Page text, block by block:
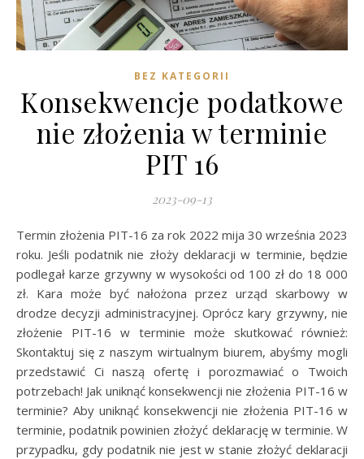
BEZ KATEGORII
Konsekwencje podatkowe
nie złożenia w terminie
PIT 16
2023-09-13
Termin złożenia PIT-16 za rok 2022 mija 30 września 2023
roku. Jeśli podatnik nie złoży deklaracji w terminie, będzie
podlegał karze grzywny w wysokości od 100 zł do 18 000
zł. Kara może być nałożona przez urząd skarbowy w
drodze decyzji administracyjnej. Oprócz kary grzywny, nie
złożenie PIT-16 w terminie może skutkować również:
Skontaktuj się z naszym wirtualnym biurem, abyśmy mogli
przedstawić Ci naszą ofertę i porozmawiać o Twoich
potrzebach! Jak uniknąć konsekwencji nie złożenia PIT-16 w
terminie? Aby uniknąć konsekwencji nie złożenia PIT-16 w
terminie, podatnik powinien złożyć deklarację w terminie. W
przypadku, gdy podatnik nie jest w stanie złożyć deklaracji